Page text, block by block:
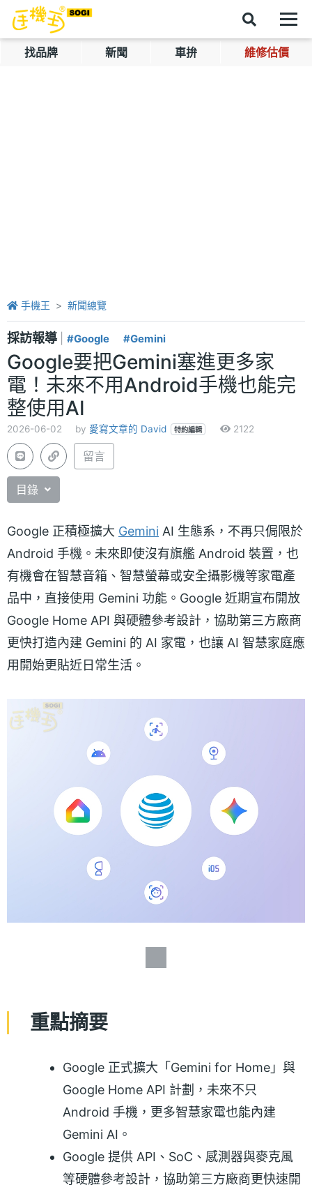
找品牌 新聞 車拚 維修估價
手機王 新聞總覽
採訪報導 #Google #Gemini
Google要把Gemini塞進更多家
電！未來不用Android手機也能完
整使用AI
2026-06-02 by 愛寫文章的 David 特約編輯 2122
留言
目錄
Google 正積極擴大 Gemini AI 生態系，不再只侷限於
Android 手機。未來即使沒有旗艦 Android 裝置，也
有機會在智慧音箱、智慧螢幕或安全攝影機等家電產
品中，直接使用 Gemini 功能。Google 近期宣布開放
Google Home API 與硬體參考設計，協助第三方廠商
更快打造內建 Gemini 的 AI 家電，也讓 AI 智慧家庭應
用開始更貼近日常生活。
重點摘要
Google 正式擴大「Gemini for Home」與
Google Home API 計劃，未來不只
Android 手機，更多智慧家電也能內建
Gemini AI。
Google 提供 API、SoC、感測器與麥克風
等硬體參考設計，協助第三方廠商更快速開